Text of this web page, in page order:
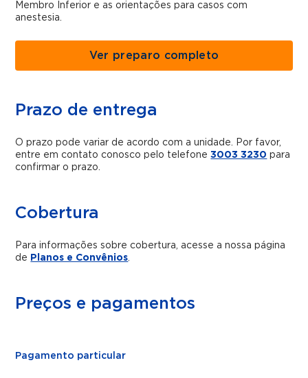
Membro Inferior e as orientações para casos com
anestesia.
Ver preparo completo
Prazo de entrega
O prazo pode variar de acordo com a unidade. Por favor,
entre em contato conosco pelo telefone3003 3230 para
confirmar o prazo.
Cobertura
Para informações sobre cobertura, acesse a nossa página
de Planos e Convênios.
Preços e pagamentos
Pagamento particular